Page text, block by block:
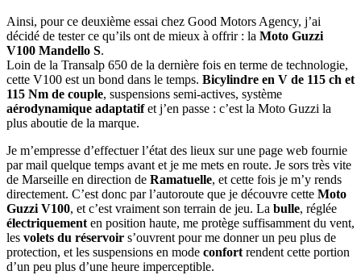
Ainsi, pour ce deuxième essai chez Good Motors Agency, j’ai
décidé de tester ce qu’ils ont de mieux à offrir : la Moto Guzzi
V100 Mandello S.
Loin de la Transalp 650 de la dernière fois en terme de technologie,
cette V100 est un bond dans le temps. Bicylindre en V de 115 ch et
115 Nm de couple, suspensions semi-actives, système
aérodynamique adaptatifet j’en passe : c’est la Moto Guzzi la
plus aboutie de la marque.
Je m’empresse d’effectuer l’état des lieux sur une page web fournie
par mail quelque temps avant et je me mets en route. Je sors très vite
de Marseille en direction de Ramatuelle, et cette fois je m’y rends
directement. C’est donc par l’autoroute que je découvre cette Moto
Guzzi V100, et c’est vraiment son terrain de jeu. La bulle, réglée
électriquementen position haute, me protège suffisamment du vent,
les volets du réservoir s’ouvrent pour me donner un peu plus de
protection, et les suspensions en mode confortrendent cette portion
d’un peu plus d’une heure imperceptible.